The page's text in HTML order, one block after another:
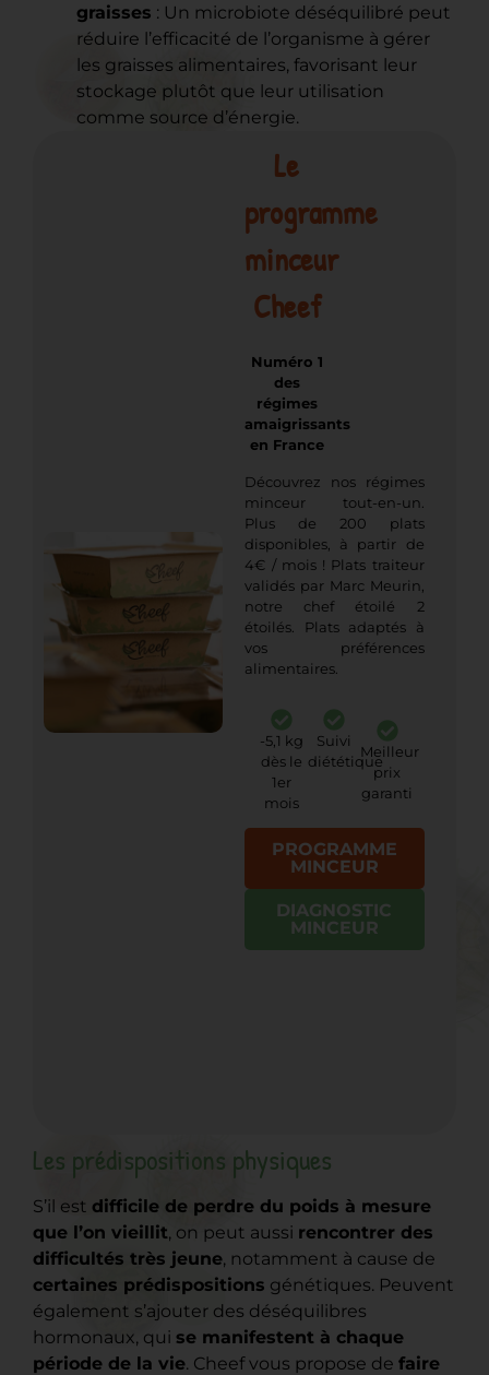
graisses : Un microbiote déséquilibré peut
réduire l’efficacité de l’organisme à gérer
les graisses alimentaires, favorisant leur
stockage plutôt que leur utilisation
comme source d’énergie.
Le
programme
minceur
Cheef
Numéro 1
des
régimes
amaigrissants
en France
Découvrez nos régimes
minceur tout-en-un.
Plus de 200 plats
disponibles, à partir de
4€ / mois ! Plats traiteur
validés par Marc Meurin,
notre chef étoilé 2
étoilés. Plats adaptés à
vos préférences
alimentaires.
-5,1 kg
dès le
1er
mois
Suivi
diététique
Meilleur
prix
garanti
PROGRAMME
MINCEUR
DIAGNOSTIC
MINCEUR
Les prédispositions physiques
S’il est difficile de perdre du poids à mesure
que l’on vieillit, on peut aussi rencontrer des
difficultés très jeune, notamment à cause de
certaines prédispositions génétiques. Peuvent
également s’ajouter des déséquilibres
hormonaux, qui se manifestent à chaque
période de la vie. Cheef vous propose de faire